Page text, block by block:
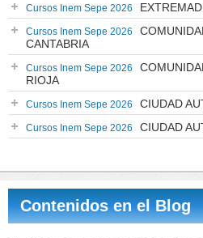
Cursos Inem Sepe 2026
Cursos Inem Sepe 2026
CANTABRIA
Cursos Inem Sepe 2026
RIOJA
Cursos Inem Sepe 2026 CIUDAD
Cursos Inem Sepe 2026 CIUDAD
Contenidos en el Blog